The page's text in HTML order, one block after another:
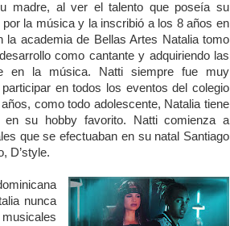
madre, al ver el talento que poseía su
la música y la inscribió a los 8 años en
la academia de Bellas Artes Natalia tomo
como cantante y adquiriendo las
en la música.
Natti siempre fue muy
en todos los eventos del colegio
como todo adolescente, Natalia tiene
su hobby favorito. Natti comienza a
que se efectuaban en su natal Santiago
D’style.
nunca